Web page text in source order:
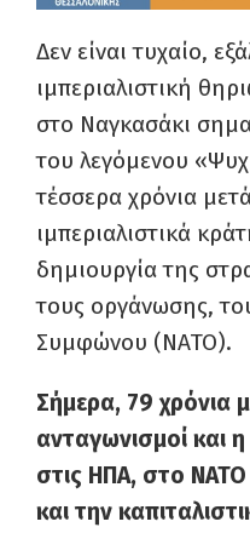
Δεν είναι τυχαίο,
ιμπεριαλιστική
στο Ναγκασάκι
του λεγόμενου
τέσσερα χρόνια
ιμπεριαλιστικά
δημιουργία της
τους οργάνωσης,
Συμφώνου (ΝΑΤΟ).
Σήμερα, 79 χρόνια
ανταγωνισμοί και
στις ΗΠΑ, στο
και την